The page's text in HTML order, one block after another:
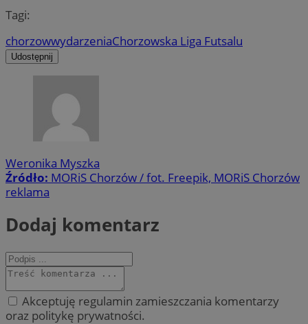
Tagi:
chorzowwydarzeniaChorzowska Liga Futsalu
Udostępnij
Weronika Myszka
Źródło: MORiS Chorzów / fot. Freepik, MORiS Chorzów
reklama
Dodaj komentarz
Akceptuję regulamin zamieszczania komentarzy
oraz politykę prywatności.